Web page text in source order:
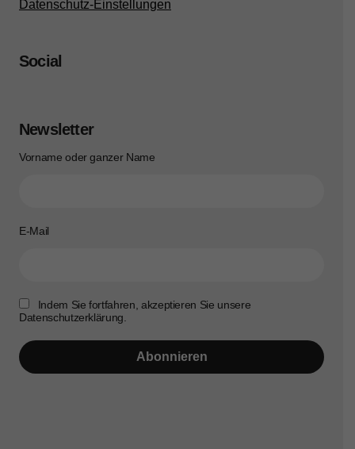
Datenschutz-Einstellungen
Social
Newsletter
Vorname oder ganzer Name
E-Mail
Indem Sie fortfahren, akzeptieren Sie unsere
Datenschutzerklärung.